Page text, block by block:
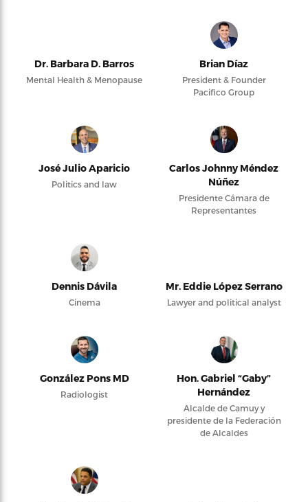
Dr. Barbara D. Barros
Mental Health & Menopause
Brian Díaz
President & Founder
Pacifico Group
José Julio Aparicio
Politics and law
Carlos Johnny Méndez
Núñez
Presidente Cámara de
Representantes
Dennis Dávila
Cinema
Mr. Eddie López Serrano
Lawyer and political analyst
González Pons MD
Radiologist
Hon. Gabriel “Gaby”
Hernández
Alcalde de Camuy y
presidente de la Federación
de Alcaldes